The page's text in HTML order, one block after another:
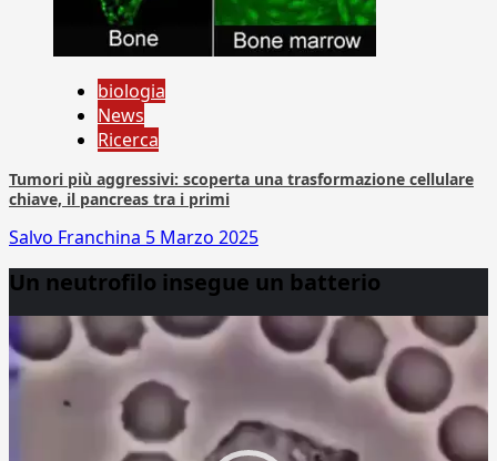
biologia
News
Ricerca
Tumori più aggressivi: scoperta una trasformazione cellulare
chiave, il pancreas tra i primi
Salvo Franchina 5 Marzo 2025
Un neutrofilo insegue un batterio
Player